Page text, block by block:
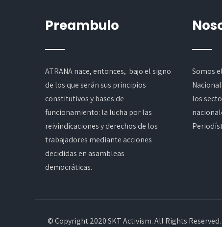
Preambulo
ATRANA nace, entonces, bajo el signo
de los que serán sus principios
constitutivos y bases de
funcionamiento: la lucha por las
reivindicaciones y derechos de los
trabajadores mediante acciones
decididas en asambleas
democráticas.
Somos
los
© Copyright 2020 SKT Activism. All Rights Reserved.